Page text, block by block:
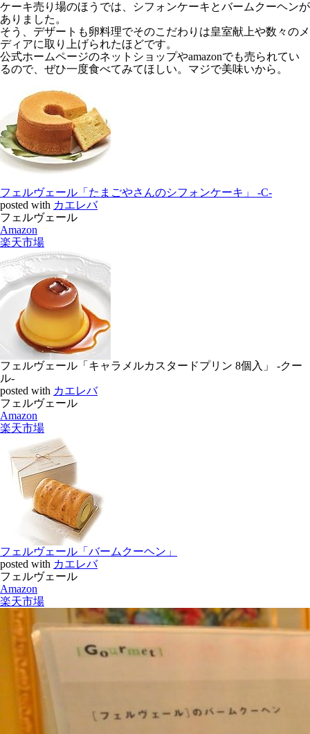
ケーキ売り場のほうでは、シフォンケーキとバームクーヘンが
ありました。
そう、デザートも卵料理でそのこだわりは皇室献上や数々のメ
ディアに取り上げられたほどです。
公式ホームページのネットショップやamazonでも売られてい
るので、ぜひ一度食べてみてほしい。マジで美味いから。
フェルヴェール「たまごやさんのシフォンケーキ」 -C-
posted with カエレバ
フェルヴェール
Amazon
楽天市場
フェルヴェール「キャラメルカスタードプリン 8個入」 -クー
ル-
posted with カエレバ
フェルヴェール
Amazon
楽天市場
フェルヴェール「バームクーヘン」
posted with カエレバ
フェルヴェール
Amazon
楽天市場